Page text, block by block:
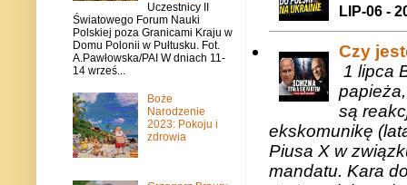
LIP-06 -
Czy
1 lipca
są
ekskomunikę
Piusa X w
mandatu. Kara
Uczestnicy II
Światowego Forum Nauki
Polskiej poza Granicami Kraju w
Domu Polonii w Pułtusku. Fot.
A.Pawłowska/PAI W dniach 11-
14 wrześ...
Boże
Narodzenie
2023: Pokoju i
zdrowia